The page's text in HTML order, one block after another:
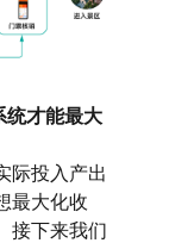
统才能最大
际投入产出
最大化收
接下来我们